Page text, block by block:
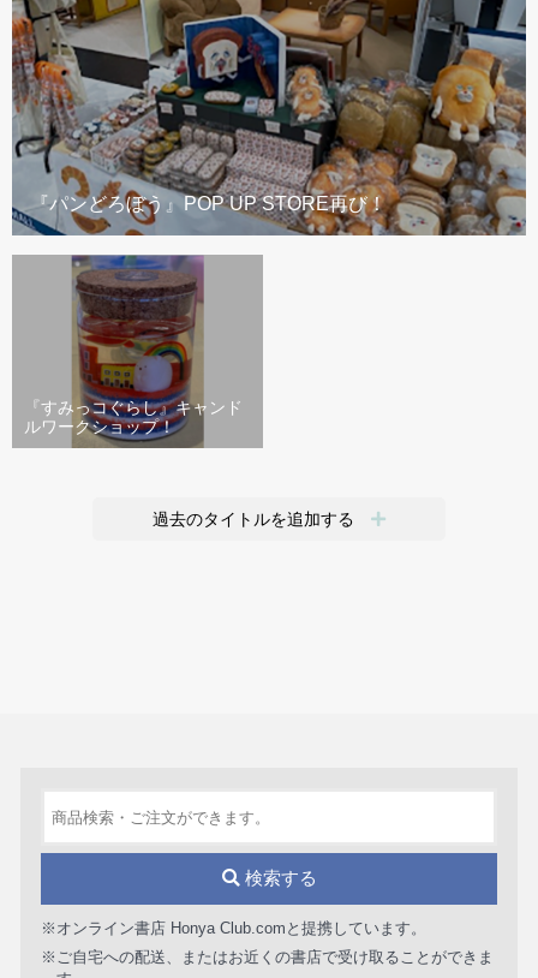
『パンどろぼう』POP UP STORE再び！
『すみっコぐらし』キャンド
ルワークショップ！
過去のタイトルを追加する
検索する
※オンライン書店 Honya Club.comと提携しています。
※ご自宅への配送、またはお近くの書店で受け取ることができま